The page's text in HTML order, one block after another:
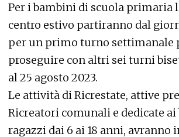
Per i bambini di scuola primaria
centro estivo partiranno dal
per un primo turno settimanale
proseguire con altri sei turni
al 25 agosto 2023.
Le attività di Ricrestate, attive
Ricreatori comunali e dedicate
ragazzi dai 6 ai 18 anni, avranno